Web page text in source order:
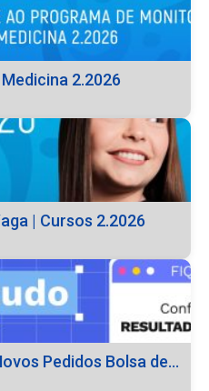
2.2026
| Cursos 2.2026
Pedidos Bolsa de...